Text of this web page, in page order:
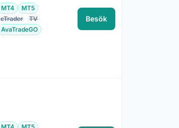
MT4
MT5
cTrader
TV
AvaTradeGO
Besök